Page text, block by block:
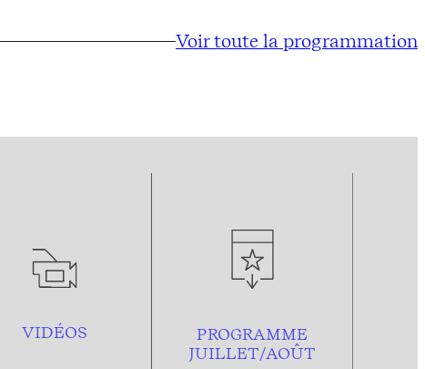
Voir toute la programmation
VIDÉOS
PROGRAMME
JUILLET/AOÛT